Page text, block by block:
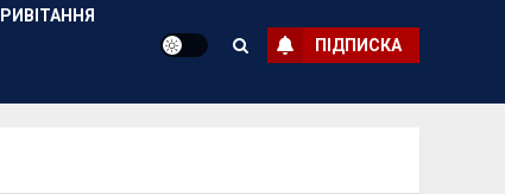
ПІДПИСКА